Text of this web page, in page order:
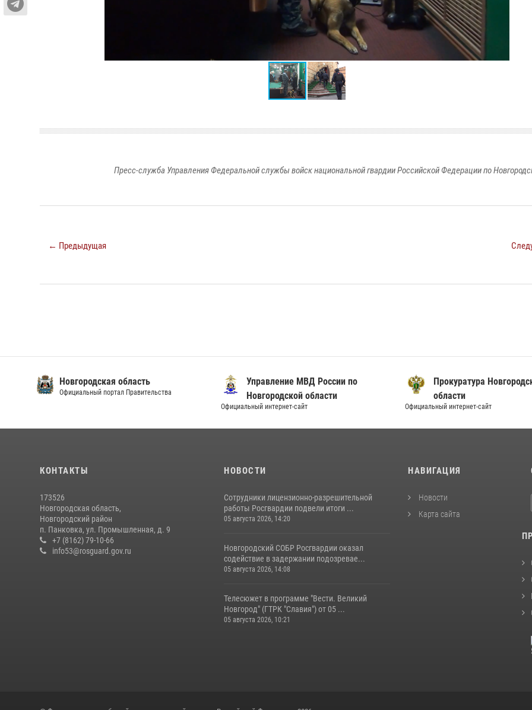
Пресс-служба Управления Федеральной службы войск национальной гвардии Российской Федерации по
← Предыдущая
Новгородская область
Официальный портал Правительства
Управление МВД России по
Новгородской области
Официальный интернет-сайт
Прокуратура
области
Официальный интернет-сайт
КОНТАКТЫ
173526
Новгородская область,
Новгородский район
п. Панковка, ул. Промышленная, д. 9
+7 (8162) 79-10-66
info53@rosguard.gov.ru
НОВОСТИ
Сотрудники лицензионно-разрешительной
работы Росгвардии подвели итоги ...
05 августа 2026, 14:20
Новгородский СОБР Росгвардии оказал
содействие в задержании подозревае...
05 августа 2026, 14:08
Телесюжет в программе "Вести. Великий
Новгород" (ГТРК "Славия") от 05 ...
05 августа 2026, 10:21
НАВИГАЦИЯ
Новости
Карта сайта